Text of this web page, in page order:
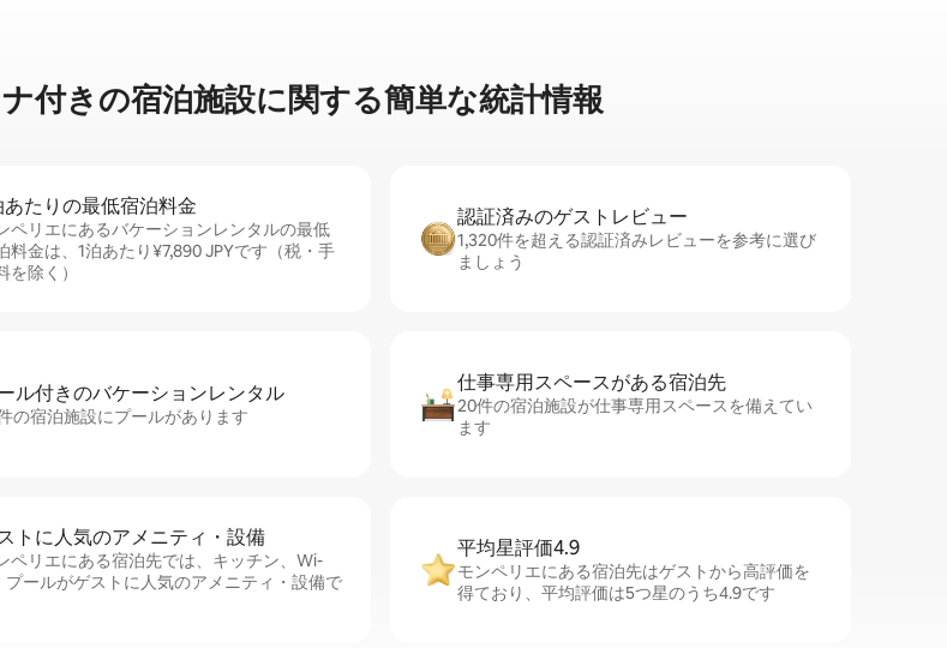
付⁠き⁠の宿⁠泊⁠施⁠設⁠に関⁠す⁠る簡⁠単⁠な統⁠計⁠情⁠報
あたりの最⁠低⁠宿⁠泊⁠料⁠金
ペリエにあるバケーションレンタルの最低
料金は、1泊あたり¥7,890 JPYです（税・手
を除く）
認証済みのゲ⁠ス⁠ト⁠レ⁠ビ⁠ュ⁠ー
1,320件を超える認証済みレビューを参考に選び
ましょう
ル付きのバ⁠ケ⁠ー⁠シ⁠ョ⁠ンレ⁠ン⁠タ⁠ル
の宿泊施設にプールがあります
仕事専用ス⁠ペ⁠ー⁠スがあ⁠る宿⁠泊⁠先
20件の宿泊施設が仕事専用スペースを備えてい
ます
トに人⁠気⁠のア⁠メ⁠ニ⁠テ⁠ィ・設⁠備
ペリエにある宿泊先では、キッチン、Wi-
プールがゲストに人気のアメニティ・設備で
平均星評価4.9
モンペリエにある宿泊先はゲストから高評価を
得ており、平均評価は5つ星のうち4.9です